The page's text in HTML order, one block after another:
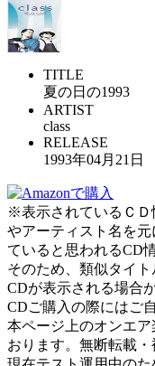
TITLE
夏の日の1993
ARTIST
class
RELEASE
1993年04月21日
※表示されているＣＤ
やアーティスト名を元
ていると思われるCD
そのため、類似タイ
CDが表示される場合
CDご購入の際にはご
本ページ上のオンエ
おります。無断転載・